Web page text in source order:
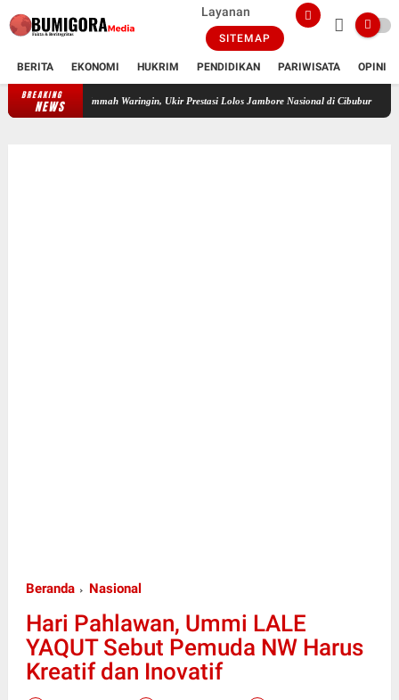
Layanan
SITEMAP
BERITA EKONOMI HUKRIM PENDIDIKAN PARIWISATA OPINI
BREAKING
NEWS Febry Yanthi Mustika Sari, Santriwati SMP Islam Daulatul Ummah
Beranda Nasional
Hari Pahlawan, Ummi LALE
YAQUT Sebut Pemuda NW Harus
Kreatif dan Inovatif